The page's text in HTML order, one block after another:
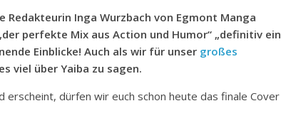
Inga Wurzbach von Egmont Manga
perfekte Mix aus Action und Humor“ „definitiv ein
Einblicke! Auch als wir für unser großes
viel über Yaiba zu sagen.
erscheint, dürfen wir euch schon heute das finale Cover